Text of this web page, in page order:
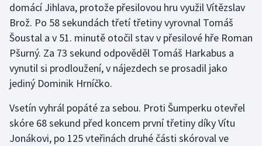
Golf
Gymnastika
Házená
Judo
domácí Jihlava, protože přesilovou hru využil Vítězslav
Brož. Po 58 sekundách třetí třetiny vyrovnal Tomáš
Šoustal a v 51. minutě otočil stav v přesilové hře Roman
Pšurný. Za 73 sekund odpověděl Tomáš Harkabus a
vynutil si prodloužení, v nájezdech se prosadil jako
jediný Dominik Hrníčko.
Vsetín vyhrál popáté za sebou. Proti Šumperku otevřel
skóre 68 sekund před koncem první třetiny díky Vítu
Jonákovi, po 125 vteřinách druhé části skóroval ve